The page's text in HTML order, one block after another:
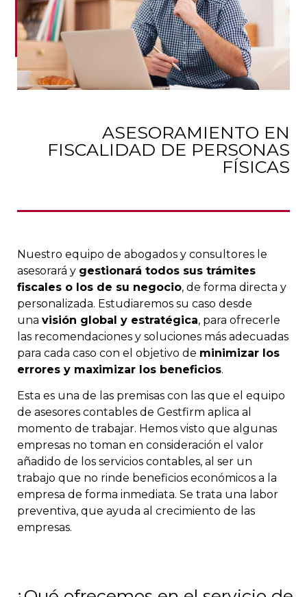
ASESORAMIENTO EN
FISCALIDAD DE PERSONAS
FÍSICAS
Nuestro equipo de abogados y consultores le
asesorará y gestionará todos sus trámites
fiscales o los de su negocio, de forma directa y
personalizada. Estudiaremos su caso desde
una visión global y estratégica, para ofrecerle
las recomendaciones y soluciones más adecuadas
para cada caso con el objetivo de minimizar los
errores y maximizar los beneficios.
Esta es una de las premisas con las que el equipo
de asesores contables de Gestfirm aplica al
momento de trabajar. Hemos visto que algunas
empresas no toman en consideración el valor
añadido de los servicios contables, al ser un
trabajo que no rinde beneficios económicos a la
empresa de forma inmediata. Se trata una labor
preventiva, que ayuda al crecimiento de las
empresas.